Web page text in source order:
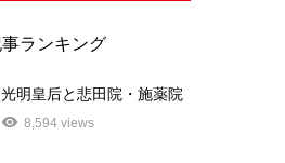
ランキング
光明皇后と悲田院・施薬院
8,594 views